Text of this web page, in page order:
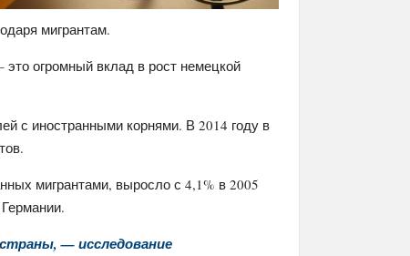
мигрантам.
огромный вклад в рост немецкой
с иностранными корнями. В 2014 году в
мигрантами, выросло с 4,1% в 2005
— исследование